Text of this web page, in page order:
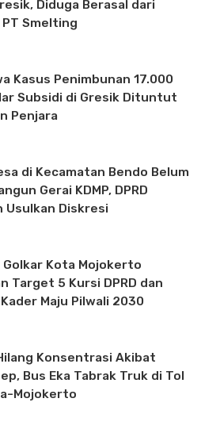
Diduga Berasal dari
Smelting
Kasus Penimbunan 17.000
Subsidi di Gresik Dituntut
Penjara
di Kecamatan Bendo Belum
Gerai KDMP, DPRD
Usulkan Diskresi
Golkar Kota Mojokerto
Target 5 Kursi DPRD dan
Maju Pilwali 2030
Konsentrasi Akibat
Bus Eka Tabrak Truk di Tol
Mojokerto